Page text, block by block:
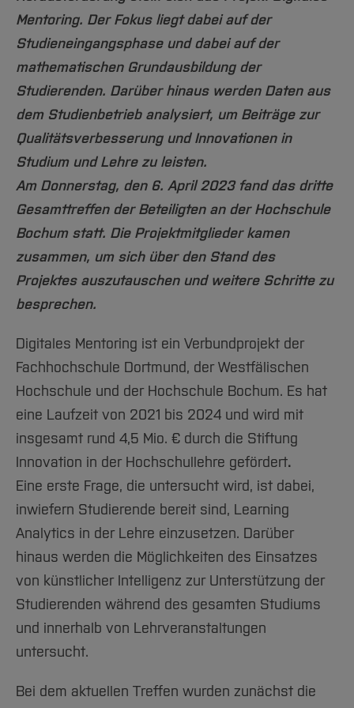
Arbeiten im FB G
Forschung und Projekte
International
Team
Service
Studiengänge
Studieninteressierte
Aktuelles
Studium
Fachgruppen
Forschung und Entwicklung
International
Team
Amtliche Bekanntmachungen
Notfall-Infos
BO Shop
Familiengerechte Hochschule
Gleichstellung
Diskriminierungsfreie Hochschule
Vertretungen
Wahlen
Hochschulbibliothek
Hochschulkommunikation
International Office
Medienzentrum
qed-Stiftung
Zentrale Studienberatung
Mentoring. Der Fokus liegt dabei auf der
Studieneingangsphase und dabei auf der
mathematischen Grundausbildung der
Studierenden. Darüber hinaus werden Daten aus
dem Studienbetrieb analysiert, um Beiträge zur
Qualitätsverbesserung und Innovationen in
Studium und Lehre zu leisten.
Am Donnerstag, den 6. April 2023 fand das dritte
Gesamttreffen der Beteiligten an der Hochschule
Bochum statt. Die Projektmitglieder kamen
zusammen, um sich über den Stand des
Projektes auszutauschen und weitere Schritte zu
besprechen.
Digitales Mentoring ist ein Verbundprojekt der
Fachhochschule Dortmund, der Westfälischen
Hochschule und der Hochschule Bochum. Es hat
eine Laufzeit von 2021 bis 2024 und wird mit
insgesamt rund 4,5 Mio. € durch die Stiftung
Innovation in der Hochschullehre gefördert.
Eine erste Frage, die untersucht wird, ist dabei,
inwiefern Studierende bereit sind, Learning
Analytics in der Lehre einzusetzen. Darüber
hinaus werden die Möglichkeiten des Einsatzes
von künstlicher Intelligenz zur Unterstützung der
Studierenden während des gesamten Studiums
und innerhalb von Lehrveranstaltungen
untersucht.
Bei dem aktuellen Treffen wurden zunächst die